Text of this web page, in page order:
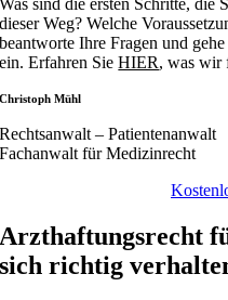
dieser Weg? Welche
beantworte Ihre Fragen und
ein. Erfahren SieHIER, was wir
Christoph Mühl
Rechtsanwalt – Patientenanwalt
Fachanwalt für Medizinrecht
Arzthaftungsrecht
sich richtig